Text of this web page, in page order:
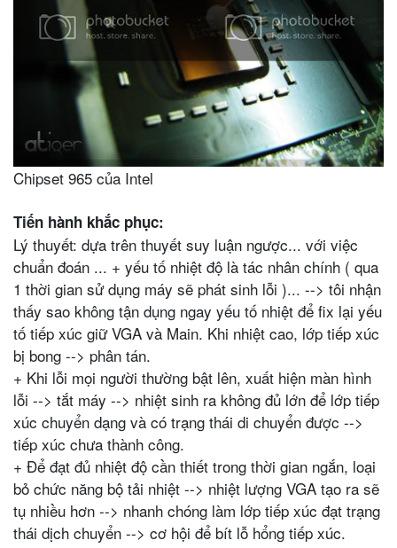
Chipset 965 của Intel
Tiến hành khắc phục:
Lý thuyết: dựa trên thuyết suy luận ngược... với việc
chuẩn đoán ... + yếu tố nhiệt độ là tác nhân chính ( qua
1 thời gian sử dụng máy sẽ phát sinh lỗi )... --> tôi nhận
thấy sao không tận dụng ngay yếu tố nhiệt để fix lại yếu
tố tiếp xúc giữ VGA và Main. Khi nhiệt cao, lớp tiếp xúc
bị bong --> phân tán.
+ Khi lỗi mọi người thường bật lên, xuất hiện màn hình
lỗi --> tắt máy --> nhiệt sinh ra không đủ lớn để lớp tiếp
xúc chuyển dạng và có trạng thái di chuyển được -->
tiếp xúc chưa thành công.
+ Để đạt đủ nhiệt độ cần thiết trong thời gian ngắn, loại
bỏ chức năng bộ tải nhiệt --> nhiệt lượng VGA tạo ra sẽ
tụ nhiều hơn --> nhanh chóng làm lớp tiếp xúc đạt trạng
thái dịch chuyển --> cơ hội để bít lỗ hổng tiếp xúc.